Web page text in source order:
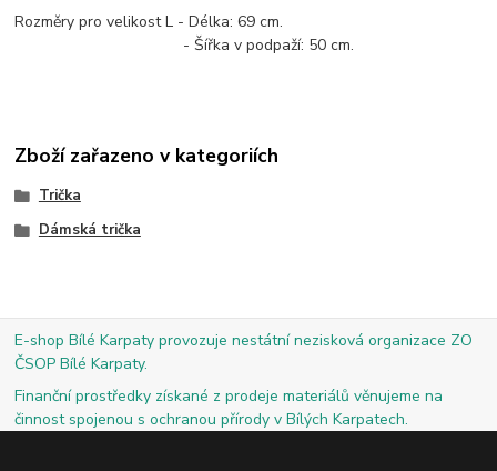
Rozměry pro velikost L - Délka: 69 cm.
- Šířka v podpaží: 50 cm.
Zboží zařazeno v kategoriích
Trička
Dámská trička
E-shop Bílé Karpaty provozuje nestátní nezisková organizace ZO
ČSOP Bílé Karpaty.
Finanční prostředky získané z prodeje materiálů věnujeme na
činnost spojenou s ochranou přírody v Bílých Karpatech.